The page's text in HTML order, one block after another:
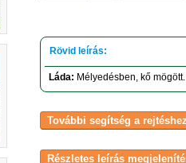
Láda: Mélyedésben, kő mögött.